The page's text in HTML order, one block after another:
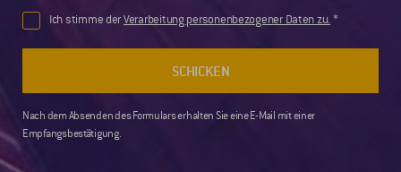
Ich stimme derVerarbeitung personenbezogener Daten zu.
SCHICKEN
Nach dem Absenden des Formulars erhalten Sie eine E-Mail mit einer
Empfangsbestätigung.